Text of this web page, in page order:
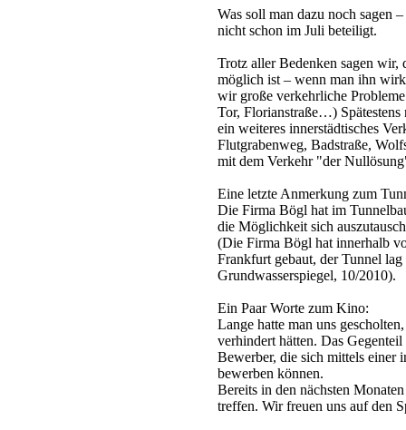
Was soll man dazu noch sagen
nicht schon im Juli beteiligt.
Trotz aller Bedenken sagen wir,
möglich ist – wenn man ihn
wir große verkehrliche
Tor, Florianstraße…)
ein weiteres innerstädtisches
Flutgrabenweg, Badstraße,
mit dem Verkehr "der
Eine letzte Anmerkung zum
Die Firma Bögl hat im
die Möglichkeit sich
(Die Firma Bögl hat innerhalb
Frankfurt gebaut, der Tunnel
Grundwasserspiegel, 10/2010).
Ein Paar Worte zum Kino:
Lange hatte man uns
verhindert hätten. Das
Bewerber, die sich mittels einer
bewerben können.
Bereits in den nächsten
treffen. Wir freuen uns auf den